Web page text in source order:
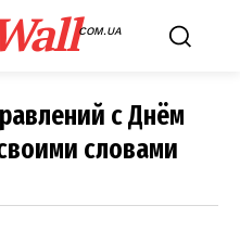
COM.UA
с Днём
словами